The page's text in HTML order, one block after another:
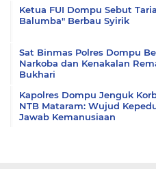
Ketua FUI Dompu Sebut
Balumba" Berbau Syirik
Sat Binmas Polres Dompu
Narkoba dan Kenakalan
Bukhari
Kapolres Dompu Jenguk
NTB Mataram: Wujud
Jawab Kemanusiaan